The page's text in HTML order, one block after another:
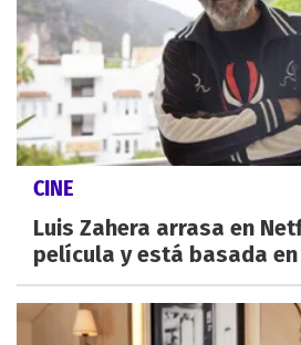
CINE
Luis Zahera arrasa en
película y está basada